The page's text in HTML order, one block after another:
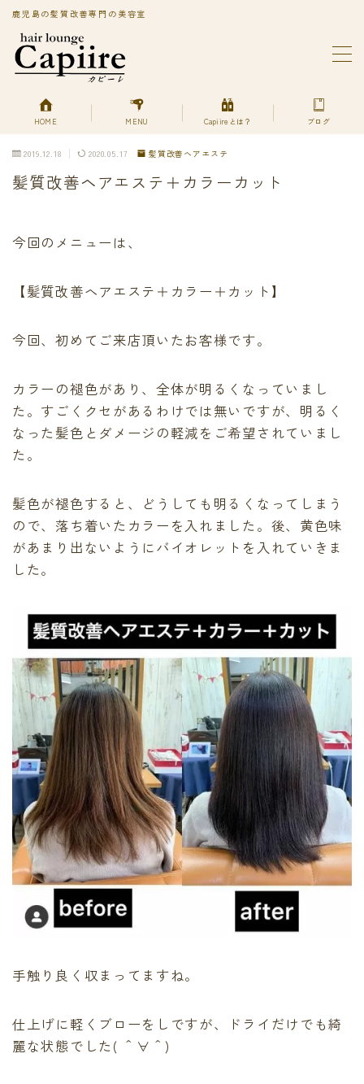
鹿児島の髪質改善専門の美容室
MENU
Capiireってどんなサロン?
PRIVACY POLICY
丁寧なカウンセリングで安心のカット
柔らかく、自然で艶のある髪質改善へアエステ縮毛矯正
色持ちよく美艶髪になれる髪質改善ヘアエステカラー
デトックスは何を使ってるの？
プライバシーポリシー
有料記事の決済完了ページ
運営者情報
頭皮、髪のデトックス
LINE登録で無料「髪質改善メソッド」をプレゼント！
Capiireこだわりの薬剤
capiireのお客様からの声
Capiireのカウンセリングとは?
ご予約はLINEがオススメ
カラーリング中にも栄養を
HOME MENU Capiireとは？ ブログ
2019.12.18 2020.05.17 髪質改善ヘアエステ
髪質改善ヘアエステ＋カラーカット
今回のメニューは、
【髪質改善ヘアエステ＋カラー＋カット】
今回、初めてご来店頂いたお客様です。
カラーの褪色があり、全体が明るくなっていまし
た。すごくクセがあるわけでは無いですが、明るく
なった髪色とダメージの軽減をご希望されていまし
た。
髪色が褪色すると、どうしても明るくなってしまう
ので、落ち着いたカラーを入れました。後、黄色味
があまり出ないようにバイオレットを入れていきま
した。
手触り良く収まってますね。
仕上げに軽くブローをしですが、ドライだけでも綺
麗な状態でした( ＾∀＾)